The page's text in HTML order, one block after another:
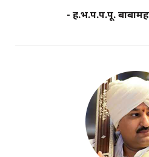
- ह.भ.प.प.पू.